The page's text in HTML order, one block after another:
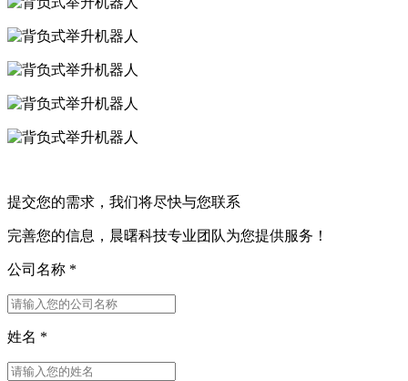
提交您的需求，我们将尽快与您联系
完善您的信息，晨曙科技专业团队为您提供服务！
公司名称 *
姓名 *